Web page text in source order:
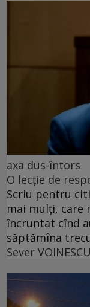
axa dus-întors
O lecție de
Scriu pentru
mai mulți, care
încruntat cînd
săptămîna
Sever VOINESCU